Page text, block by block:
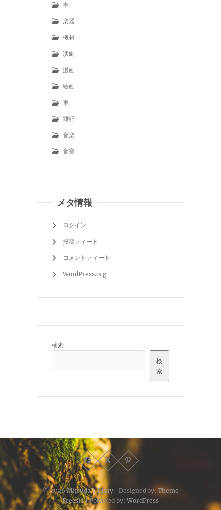
本
楽器
機材
演劇
漫画
絵画
車
雑記
音楽
音響
メタ情報
ログイン
投稿フィード
コメントフィード
WordPress.org
検索
検
索
© 2026Mitsuda's Diary| Designed by: Theme
Freesia| Powered by: WordPress